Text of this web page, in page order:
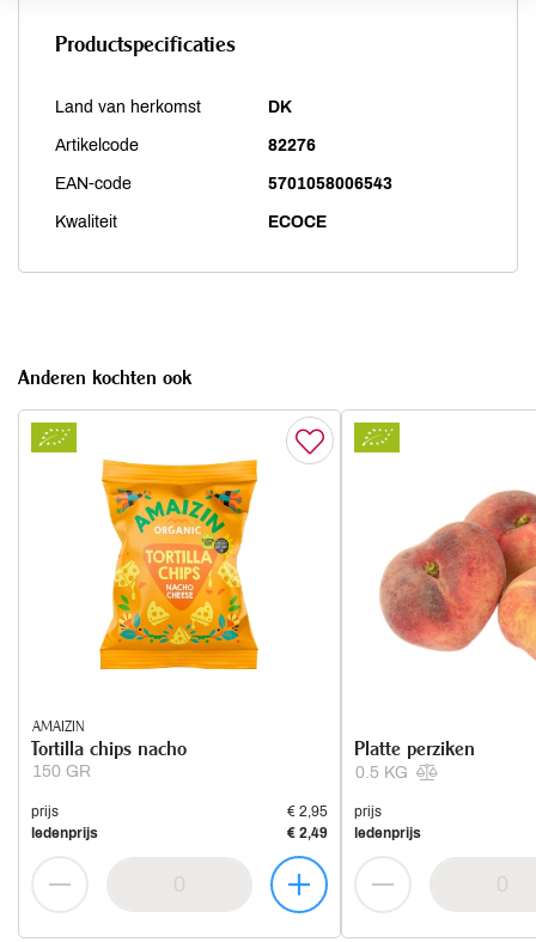
Productspecificaties
Land van herkomst DK
Artikelcode 82276
EAN-code 5701058006543
Kwaliteit ECOCE
Anderen kochten ook
AMAIZIN
150 GR
Tortilla chips nacho
prijs
€ 2,95
ledenprijs
€ 2,49
0.5 KG
Platte perziken
prijs
ledenprijs